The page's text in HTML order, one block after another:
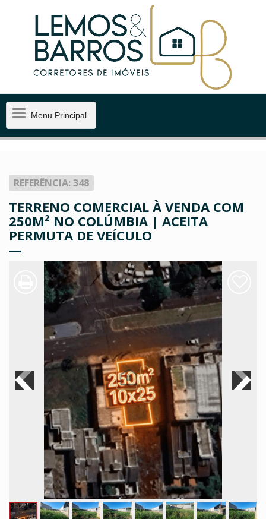
MenuMenu Principal
REFERÊNCIA: 348
TERRENO COMERCIAL À VENDA COM
250M² NO COLÚMBIA | ACEITA
PERMUTA DE VEÍCULO